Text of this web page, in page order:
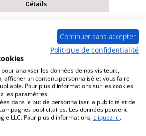
Détails
Continuer sans accepter
Politique de confidentialité
analyser les données de nos visiteurs,
afficher un contenu personnalisé et vous faire
Pour plus d'informations sur les cookies
les paramètres.
dans le but de personnaliser la publicité et de
publicitaires. Les données peuvent
LLC. Pour plus d'informations, cliquez ici.